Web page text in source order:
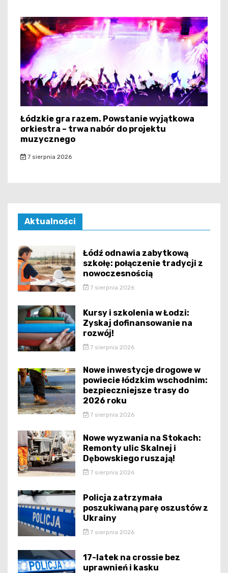
Łódzkie gra razem. Powstanie wyjątkowa
orkiestra – trwa nabór do projektu
muzycznego
7 sierpnia 2026
Aktualności
Łódź odnawia zabytkową
szkołę: połączenie tradycji z
nowoczesnością
7 sierpnia 2026
Kursy i szkolenia w Łodzi:
Zyskaj dofinansowanie na
rozwój!
7 sierpnia 2026
Nowe inwestycje drogowe w
powiecie łódzkim wschodnim:
bezpieczniejsze trasy do
2026 roku
7 sierpnia 2026
Nowe wyzwania na Stokach:
Remonty ulic Skalnej i
Dębowskiego ruszają!
7 sierpnia 2026
Policja zatrzymała
poszukiwaną parę oszustów z
Ukrainy
7 sierpnia 2026
17-latek na crossie bez
uprawnień i kasku